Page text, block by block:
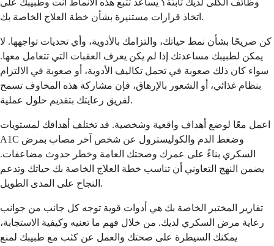
وظائف الكلى لديك ثابتة؟ يساعد تتبع هذه الأنماط أنت وطبيبك على
اتخاذ قرارات مستنيرة بشأن خطة العلاج الخاصة بك.
كن صريحًا بشأن نمط حياتك، والتزامك بالأدوية، وأي تحديات تواجهها. لا
يمكن لطبيبك مساعدتك إذا لم يكن يعرف العقبات التي تتعامل معها.
سواء كان ذلك صعوبة في تحمل تكاليف الأدوية، أو صعوبة في الالتزام
بنظام غذائي، أو الشعور بالإرهاق، فإن مشاركة هذه المخاوف تسمح
لفريق رعايتك بتقديم حلول عملية.
اعمل معًا لوضع أهداف واقعية وشخصية. قد تختلف أهدافك لمستويات
A1C وضغط الدم والكوليسترول عن شخص آخر مصاب بمرض
السكري بناءً على عمرك وصحتك العامة وخطر حدوث مضاعفات.
يضمن النهج التعاوني أن تناسب خطة العلاج الخاصة بك حياتك وتدعم
النجاح على المدى الطويل.
تقارير المختبر الخاصة بك هي أدوات قوية توجه كل جانب من جوانب
رعاية مرض السكري لديك. من خلال فهم ما تعنيه وكيفية الاستجابة،
يمكنك السيطرة على صحتك والعمل عن كثب مع طبيبك لمنع